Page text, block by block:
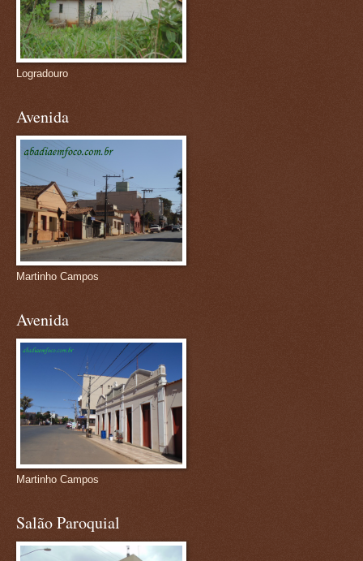
Logradouro
Avenida
Martinho Campos
Avenida
Martinho Campos
Salão Paroquial